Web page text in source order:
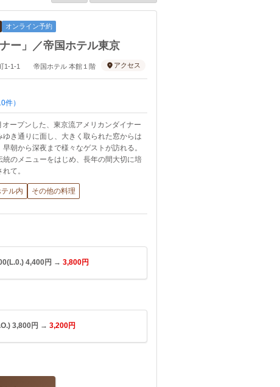
オンライン予約
ー」／帝国ホテル東京
1‐1‐1 帝国ホテル 本館１階 アクセス
件）
ープンした、東京流アメリカンダイナー
ゆき通りに面し、大きく取られた窓からは
朝から深夜まで様々なゲストが訪れる。
のメニューをはじめ、長年の間大切に培
て。
ル内 その他の料理
4,400円 → 3,800円
3,800円 → 3,200円